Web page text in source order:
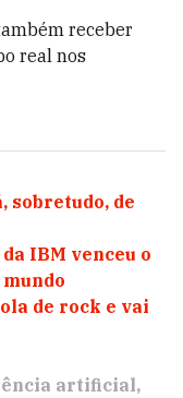
receber
real nos
sobretudo, de
IBM venceu o
de rock e vai
artificial